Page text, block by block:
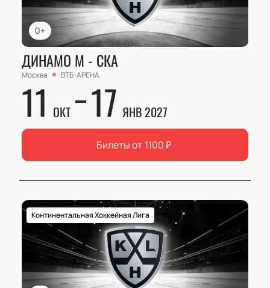
0+
ДИНАМО М - СКА
Москва ВТБ-АРЕНА
11 ОКТ 17 ЯНВ 2027
Билеты от 1100₽
Континентальная Хоккейная Лига